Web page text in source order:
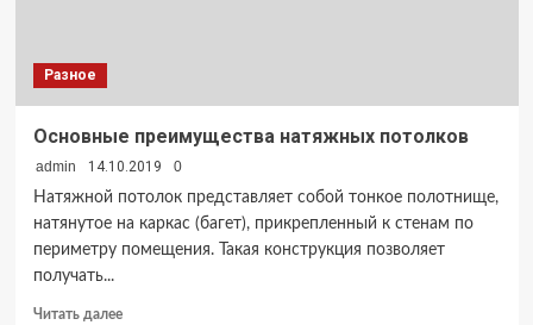
Разное
Основные преимущества натяжных потолков
admin 14.10.2019
0
Натяжной потолок представляет собой тонкое полотнище,
натянутое на каркас (багет), прикрепленный к стенам по
периметру помещения. Такая конструкция позволяет
получать...
Читать далееПрочитать